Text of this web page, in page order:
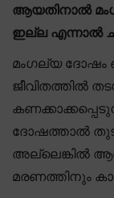
ആയതിനാൽ
ഇല്ല എന്നാൽ
മംഗല്യ
ജീവിതത്തിൽ
ദോഷത്താൽ
അല്ലെങ്കിൽ
മരണത്തിനും